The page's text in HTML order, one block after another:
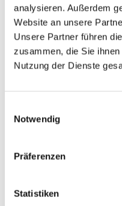
analysieren. Außerdem
Website an unsere
Unsere Partner führen
zusammen, die Sie
Nutzung der Dienste
Notwendig
Präferenzen
Statistiken